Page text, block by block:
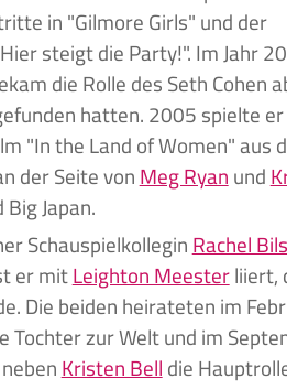
in "Gilmore Girls" und der
steigt die Party!". Im Jahr
die Rolle des Seth Cohen
hatten. 2005 spielte
"In the Land of Women" aus
der Seite vonMeg Ryanund
Japan.
SchauspielkolleginRachel
er mitLeighton Meesterliiert,
Die beiden heirateten im
zur Welt und im
Kristen Belldie